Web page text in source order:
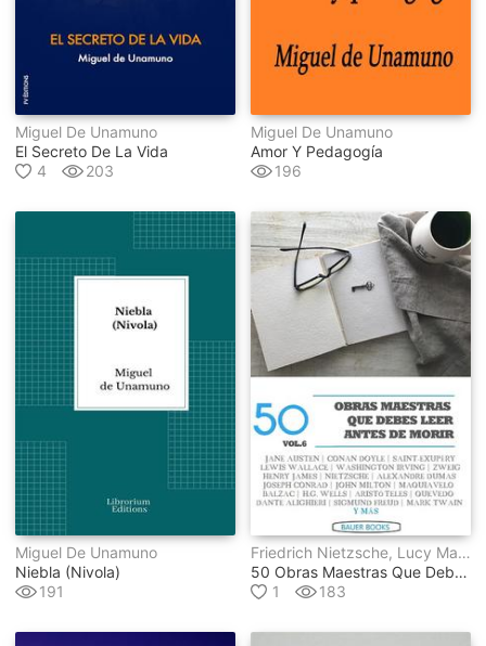
Miguel De Unamuno
El Secreto De La Vida
4
203
Miguel De Unamuno
Amor Y Pedagogía
196
Miguel De Unamuno
Niebla (nivola)
191
Friedrich Nietzsche, Lucy Maud Montgomery, Laurence Sterne, Edmond Rostand, Miguel De Unamuno, Séneca, Anónimo, Varios Autores, Antoine De Saint-Exupéry, Lewis Wallace, Francisco De Quevedo, Nicolás Maquiavelo, Aristóteles, Dante Alighieri, Mark Twain, Jane Austen, George Eliot, Rudyard Kipling, Henry James, Honoré De Balzac, Charles Dickens, John Milton, Edith Wharton, Washington Irving, Louisa May Alcott, Edgar Rice Burroughs, Robert Louis Stevenson, Sigmund Freud, H.g. Wells, Ambrose Bierce, Marqués De Sade, Víctor Hugo, Arthur Conan Doyle, Alexander Sergeyevich Pushkin, Alexandre Dumas, Virginia Woolf, Stefan Zweig, Joseph Conrad, Fray Bartolomé De Las Casas
50 Obras Maestras Que Debes Leer Antes De Morir
1
183